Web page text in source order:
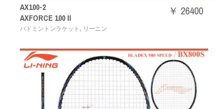
AX100-2
AXFORCE 100 II
バドミントンラケット , リーニン
￥ 26400